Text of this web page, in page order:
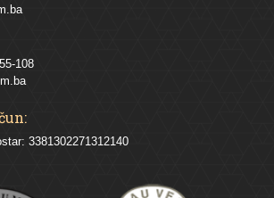
108
3381302271312140